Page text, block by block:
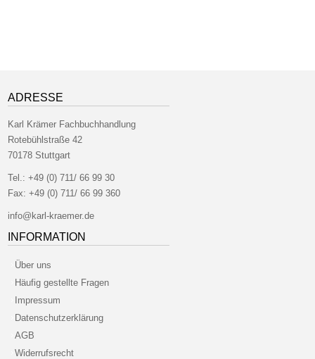
ADRESSE
Karl Krämer Fachbuchhandlung
Rotebühlstraße 42
70178 Stuttgart
Tel.:+49 (0) 711/ 66 99 30
Fax: +49 (0) 711/ 66 99 360
info@karl-kraemer.de
INFORMATION
Über uns
Häufig gestellte Fragen
Impressum
Datenschutzerklärung
AGB
Widerrufsrecht